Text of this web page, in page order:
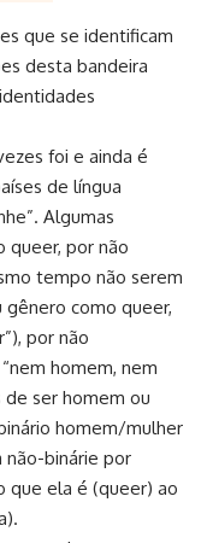
que se identificam
desta bandeira
foi e ainda é
de língua
Algumas
queer, por não
tempo não serem
como queer,
por não
homem, nem
de ser homem ou
homem/mulher
binárie por
que ela é (queer) ao